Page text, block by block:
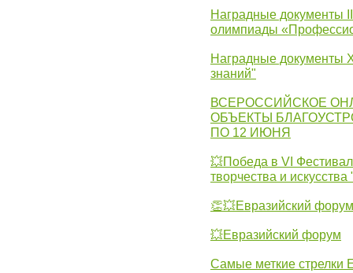
Наградные документы
олимпиады
Наградные документы
знаний"
ВСЕРОССИЙСКОЕ
ОБЪЕКТЫ
ПО 12 ИЮНЯ
💥Победа в VI
творчества и
👏💥Евразийский форум
💥Евразийский форум
Самые меткие стрелки